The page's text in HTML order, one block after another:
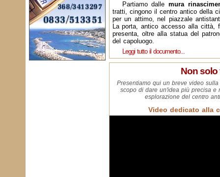
Partiamo dalle mura
tratti, cingono il centro antico della
per un attimo, nel piazzale
La porta, antico accesso alla città,
presenta, oltre alla statua del
del capoluogo.
Leggi tutto il documento...
Non solo
Presentiamo qui un breve video
scopo di dare un'idea più precisa e
esplorazione del centro
Video dedicato alla